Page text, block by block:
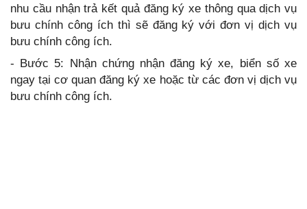
nhu cầu nhận trả kết quả đăng ký xe thông qua dịch vụ
bưu chính công ích thì sẽ đăng ký với đơn vị dịch vụ
bưu chính công ích.
- Bước 5: Nhận chứng nhận đăng ký xe, biển số xe
ngay tại cơ quan đăng ký xe hoặc từ các đơn vị dịch vụ
bưu chính công ích.